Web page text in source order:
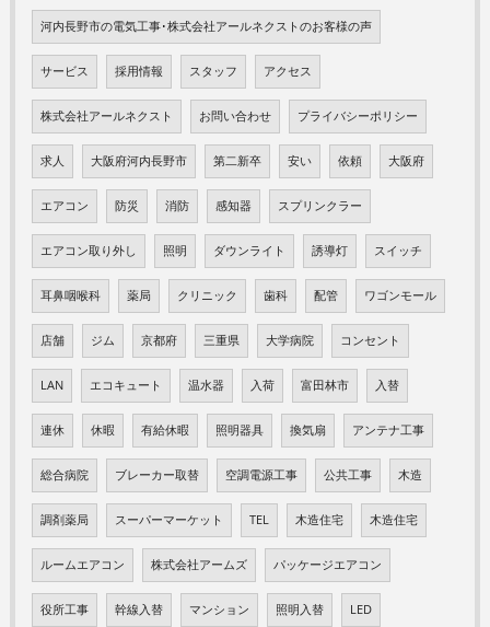
河内長野市の電気工事･株式会社アールネクストのお客様の声
サービス 採用情報 スタッフ アクセス
株式会社アールネクスト お問い合わせ プライバシーポリシー
求人 大阪府河内長野市 第二新卒 安い 依頼 大阪府
エアコン 防災 消防 感知器 スプリンクラー
エアコン取り外し 照明 ダウンライト 誘導灯 スイッチ
耳鼻咽喉科 薬局 クリニック 歯科 配管 ワゴンモール
店舗 ジム 京都府 三重県 大学病院 コンセント
LAN エコキュート 温水器 入荷 富田林市 入替
連休 休暇 有給休暇 照明器具 換気扇 アンテナ工事
総合病院 ブレーカー取替 空調電源工事 公共工事 木造
調剤薬局 スーパーマーケット TEL 木造住宅 木造住宅
ルームエアコン 株式会社アームズ パッケージエアコン
役所工事 幹線入替 マンション 照明入替 LED